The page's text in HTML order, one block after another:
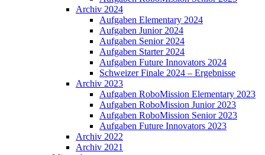
Archiv 2024
Aufgaben Elementary 2024
Aufgaben Junior 2024
Aufgaben Senior 2024
Aufgaben Starter 2024
Aufgaben Future Innovators 2024
Schweizer Finale 2024 – Ergebnisse
Archiv 2023
Aufgaben RoboMission Elementary 2023
Aufgaben RoboMission Junior 2023
Aufgaben RoboMission Senior 2023
Aufgaben Future Innovators 2023
Archiv 2022
Archiv 2021